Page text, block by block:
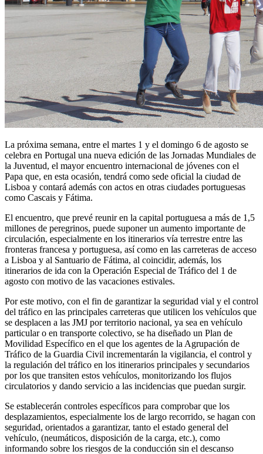
La próxima semana, entre el martes 1 y el domingo 6 de agosto se
celebra en Portugal una nueva edición de las Jornadas Mundiales de
la Juventud, el mayor encuentro internacional de jóvenes con el
Papa que, en esta ocasión, tendrá como sede oficial la ciudad de
Lisboa y contará además con actos en otras ciudades portuguesas
como Cascais y Fátima.
El encuentro, que prevé reunir en la capital portuguesa a más de 1,5
millones de peregrinos, puede suponer un aumento importante de
circulación, especialmente en los itinerarios vía terrestre entre las
fronteras francesa y portuguesa, así como en las carreteras de acceso
a Lisboa y al Santuario de Fátima, al coincidir, además, los
itinerarios de ida con la Operación Especial de Tráfico del 1 de
agosto con motivo de las vacaciones estivales.
Por este motivo, con el fin de garantizar la seguridad vial y el control
del tráfico en las principales carreteras que utilicen los vehículos que
se desplacen a las JMJ por territorio nacional, ya sea en vehículo
particular o en transporte colectivo, se ha diseñado un Plan de
Movilidad Específico en el que los agentes de la Agrupación de
Tráfico de la Guardia Civil incrementarán la vigilancia, el control y
la regulación del tráfico en los itinerarios principales y secundarios
por los que transiten estos vehículos, monitorizando los flujos
circulatorios y dando servicio a las incidencias que puedan surgir.
Se establecerán controles específicos para comprobar que los
desplazamientos, especialmente los de largo recorrido, se hagan con
seguridad, orientados a garantizar, tanto el estado general del
vehículo, (neumáticos, disposición de la carga, etc.), como
informando sobre los riesgos de la conducción sin el descanso